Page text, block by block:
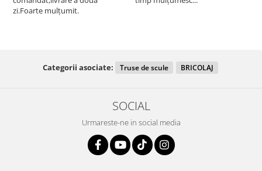
zi.Foarte mulțumit.
Categorii asociate: Truse de scule BRICOLAJ
SOCIAL
Urmareste-ne in social media